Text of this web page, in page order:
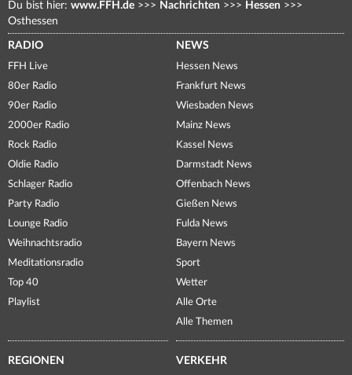
Du bist hier: www.FFH.de >>> Nachrichten >>> Hessen >>>
Osthessen
RADIO
FFH Live
80er Radio
90er Radio
2000er Radio
Rock Radio
Oldie Radio
Schlager Radio
Party Radio
Lounge Radio
Weihnachtsradio
Meditationsradio
Top 40
Playlist
NEWS
Hessen News
Frankfurt News
Wiesbaden News
Mainz News
Kassel News
Darmstadt News
Offenbach News
Gießen News
Fulda News
Bayern News
Sport
Wetter
Alle Orte
Alle Themen
REGIONEN VERKEHR